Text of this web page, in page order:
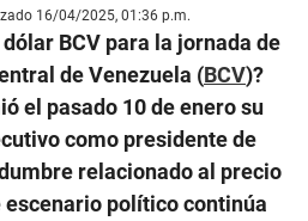
16/04/2025, 01:36 p.m.
BCV para la jornada de
de Venezuela (BCV)?
el pasado 10 de enero su
como presidente de
relacionado al precio
político continúa